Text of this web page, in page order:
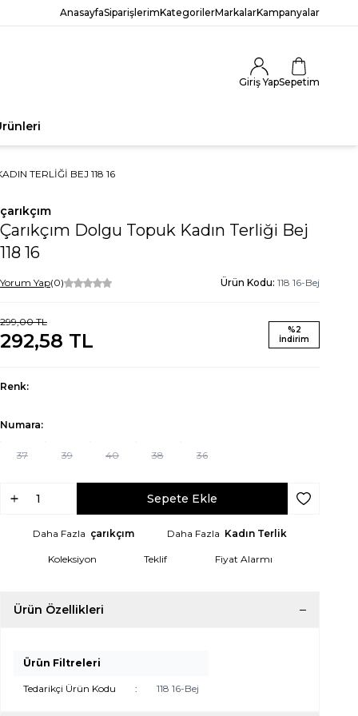
AnasayfaSiparişlerimKategorilerMarkalarKampanyalar
Giriş YapSepetim
TERLIĞI BEJ 118 16
çarıkçım
Çarıkçım Dolgu Topuk Kadın Terliği Bej
118 16
Yorum Yap(0) Ürün Kodu: 118 16-Bej
299,00TL
292,58 TL %2
İndirim
Renk:
Numara:
37 39 40 38 36
Sepete Ekle Favoriye
Daha Fazla çarıkçım Daha Fazla Kadın Terlik
Koleksiyon Teklif Fiyat Alarmı
Ürün Özellikleri
Ürün Filtreleri
Tedarikçi Ürün Kodu : 118 16-Bej